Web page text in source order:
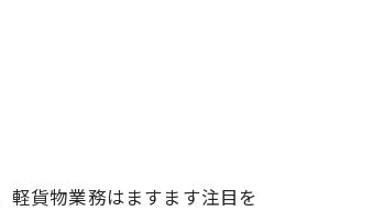
軽貨物業務はますます注目を